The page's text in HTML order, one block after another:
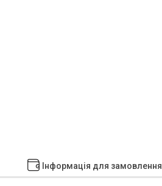
Інформація для замовлення